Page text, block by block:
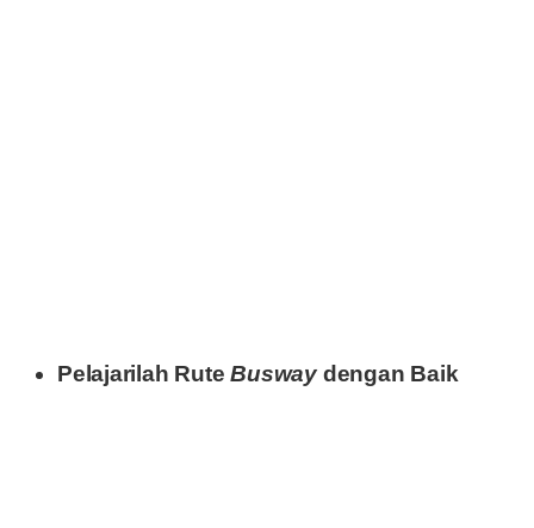
Pelajarilah RuteBusway dengan Baik